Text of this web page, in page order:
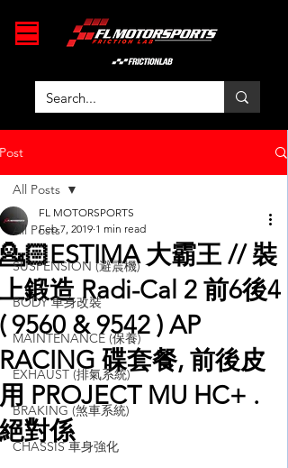
Post
All Posts
SUSPENSION (避震機)
BODY 車身改裝
MAINTENANCE (保養)
EXHAUST (排氣系統)
BRAKING (煞車系統)
CHASSIS 車身強化
All Posts
💁🏻ESTIMA 大霸王 // 裝
上鍛造 Radi-Cal 2 前6後4
( 9560 & 9542 ) AP
RACING 碟套餐, 前後皮
用 PROJECT MU HC+ .
絕對係
FL MOTORSPORTS
Feb 7, 2019 1 min read